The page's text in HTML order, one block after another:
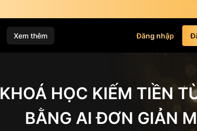
Xem thêm Đăng nhập
KHOÁ HỌC KIẾM TIỀN
BẰNG AI ĐƠN GIẢN